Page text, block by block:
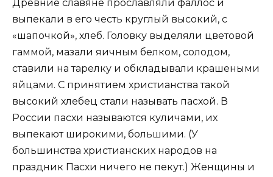
Древние славяне прославляли фаллос и
выпекали в его честь круглый высокий, с
«шапочкой», хлеб. Головку выделяли цветовой
гаммой, мазали яичным белком, солодом,
ставили на тарелку и обкладывали крашеными
яйцами. С принятием христианства такой
высокий хлебец стали называть пасхой. В
России пасхи называются куличами, их
выпекают широкими, большими. (У
большинства христианских народов на
праздник Пасхи ничего не пекут.) Женщины и